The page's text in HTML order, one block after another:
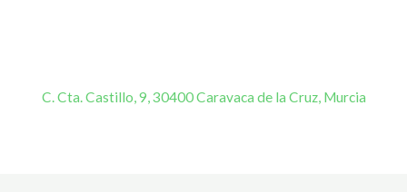
C. Cta. Castillo, 9, 30400 Caravaca de la Cruz, Murcia